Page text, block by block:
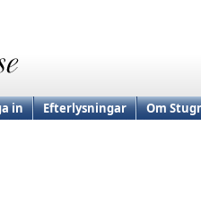
in Efterlysningar Om